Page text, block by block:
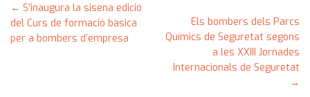
← S’inaugura la sisena edició
del Curs de formació bàsica
per a bombers d’empresa
Els bombers dels Parcs
Químics de Seguretat segons
a les XXIII Jornades
Internacionals de Seguretat
→